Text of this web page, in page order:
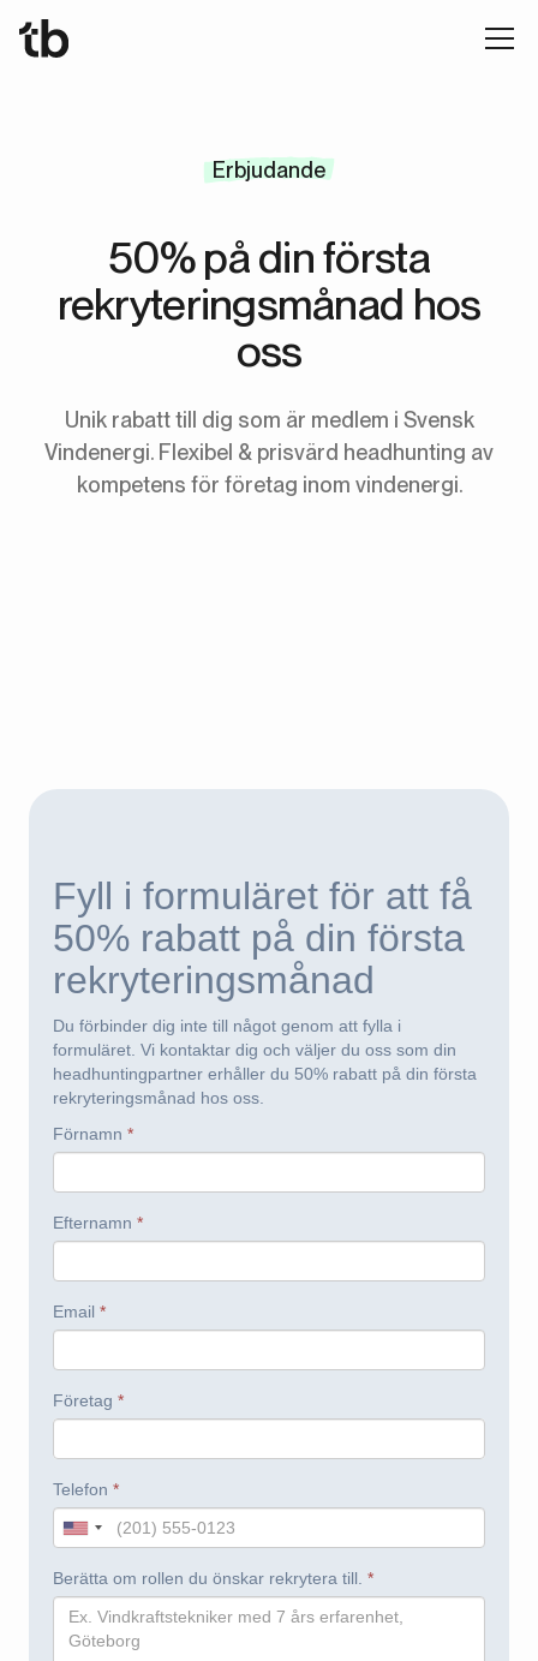
Erbjudande
50% på din första
rekryteringsmånad hos
oss
Unik rabatt till dig som är medlem i Svensk
Vindenergi. Flexibel & prisvärd headhunting av
kompetens för företag inom vindenergi.